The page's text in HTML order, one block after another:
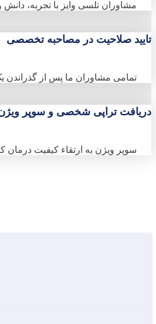
مشاوران تلسی وایز با تجربه،
تایید صلاحیت در مصاحبه تخصصی
تمامی مشاوران ما پس از گذراندن
دریافت تراپی شخصی و سوپر
سوپر ویژن به ارتقاء کیفیت